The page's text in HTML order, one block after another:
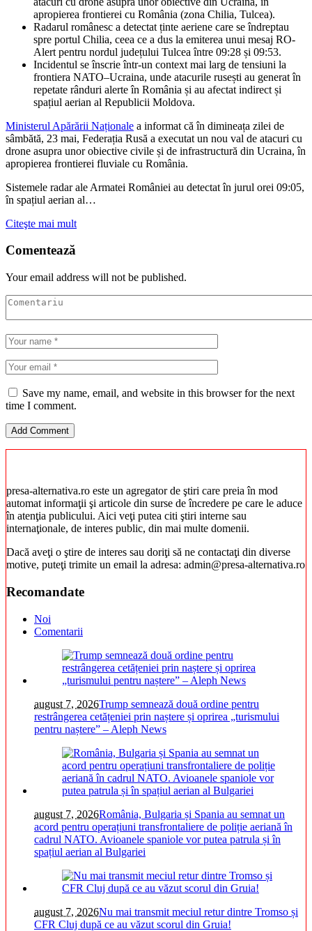
apropierea frontierei cu România (zona Chilia, Tulcea).
Radarul românesc a detectat ținte aeriene care se îndreptau
spre portul Chilia, ceea ce a dus la emiterea unui mesaj RO-
Alert pentru nordul județului Tulcea între 09:28 și 09:53.
Incidentul se înscrie într-un context mai larg de tensiuni la
frontiera NATO–Ucraina, unde atacurile rusești au generat în
repetate rânduri alerte în România și au afectat indirect și
spațiul aerian al Republicii Moldova.
Ministerul Apărării Naționale a informat că în dimineața zilei de
sâmbătă, 23 mai, Federația Rusă a executat un nou val de atacuri cu
drone asupra unor obiective civile și de infrastructură din Ucraina, în
apropierea frontierei fluviale cu România.
Sistemele radar ale Armatei României au detectat în jurul orei 09:05,
în spațiul aerian al…
Citeşte mai mult
Comentează
Your email address will not be published.
Save my name, email, and website in this browser for the next
time I comment.
presa-alternativa.ro este un agregator de ştiri care preia în mod
automat informaţii şi articole din surse de încredere pe care le aduce
în atenţia publicului. Aici veţi putea citi ştiri interne sau
internaţionale, de interes public, din mai multe domenii.
Dacă aveţi o ştire de interes sau doriţi să ne contactaţi din diverse
motive, puteţi trimite un email la adresa: admin@presa-alternativa.ro
Recomandate
Noi
Comentarii
august 7, 2026Trump semnează două ordine pentru
restrângerea cetățeniei prin naștere și oprirea „turismului
pentru naștere” – Aleph News
august 7, 2026România, Bulgaria și Spania au semnat un
acord pentru operațiuni transfrontaliere de poliție aeriană în
cadrul NATO. Avioanele spaniole vor putea patrula și în
spațiul aerian al Bulgariei
august 7, 2026Nu mai transmit meciul retur dintre Tromso și
CFR Cluj după ce au văzut scorul din Gruia!